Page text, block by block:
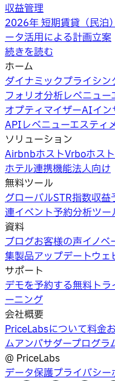
収益管理
2026年 短期賃貸（民泊
ータ活用による計画立案
続きを読む
ホーム
ダイナミックプライシン
フォリオ分析レベニュー
オプティマイザーAIイン
APIレベニューエスティ
ソリューション
AirbnbホストVrboホスト
ホテル連携機能法人向け
無料ツール
グローバルSTR指数収益
連イベント予約分析ツー
資料
ブログお客様の声イノベ
集製品アップデートウェ
サポート
デモを予約する無料トラ
ーニング
会社概要
PriceLabsについて料金
ムアンバサダープログラ
@ PriceLabs
データ保護プライバシー